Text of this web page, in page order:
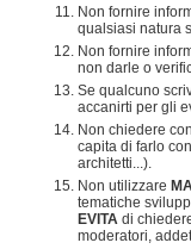
Non fornire
qualsiasi natura
Non fornire
non darle o
Se qualcuno
accanirti per gli
Non chiedere
capita di farlo
architetti...).
Non utilizzare
tematiche
EVITA di
moderatori,